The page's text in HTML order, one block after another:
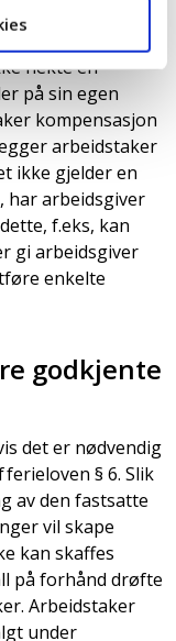
nekte en
på sin egen
kompensasjon
arbeidstaker
ikke gjelder en
har arbeidsgiver
f.eks, kan
gi arbeidsgiver
enkelte
godkjente
det er nødvendig
§ 6. Slik
av den fastsatte
vil skape
kan skaffes
på forhånd drøfte
Arbeidstaker
under